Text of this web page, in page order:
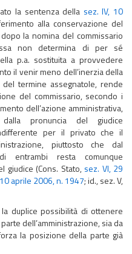
la sentenza della sez. IV, 10
alla conservazione del
la nomina del commissario
non determina di per sé
p.a. sostituita a provvedere
il venir meno dell’inerzia della
termine assegnatole, rende
del commissario, secondo i
dell’azione amministrativa,
pronuncia del giudice
per il privato che il
piuttosto che dal
entrambi resta comunque
giudice (Cons. Stato, sez. VI, 29
aprile 2006, n. 1947; id., sez. V,
duplice possibilità di ottenere
dell’amministrazione, sia da
la posizione della parte già